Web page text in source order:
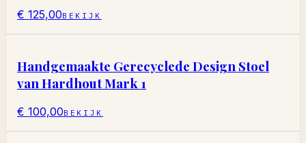
€ 125,00BEKIJK
Handgemaakte Gerecyclede Design Stoel
van Hardhout Mark 1
€ 100,00BEKIJK